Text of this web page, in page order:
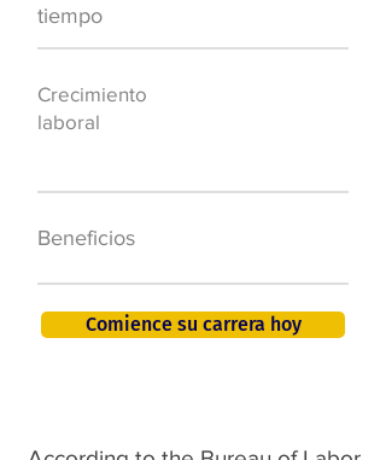
tiempo
Crecimiento
laboral
Beneficios
Comience su carrera hoy